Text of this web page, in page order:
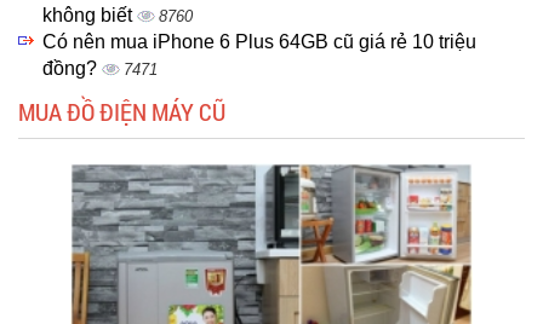
không biết
8760
Có nên mua iPhone 6 Plus 64GB cũ giá rẻ 10 triệu
đồng?
7471
MUA ĐỒ ĐIỆN MÁY CŨ